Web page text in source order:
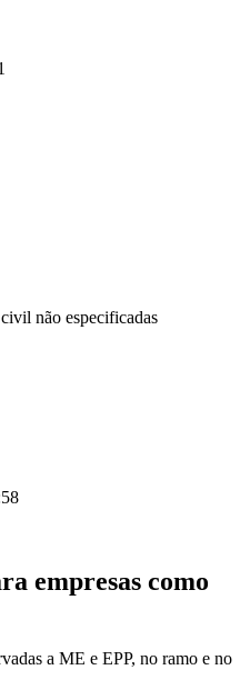
não especificadas
empresas como
a ME e EPP, no ramo e no